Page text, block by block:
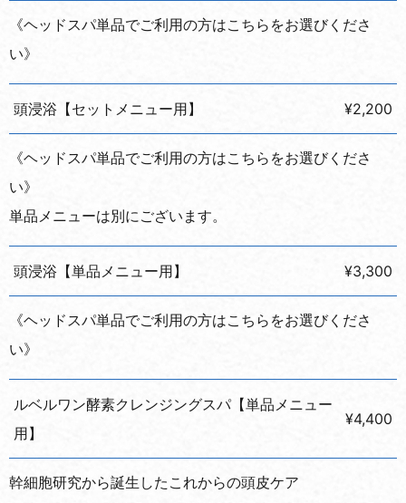
《ヘッドスパ単品でご利用の方はこちらをお選びくださ
い》
頭浸浴【セットメニュー用】 ¥2,200
《ヘッドスパ単品でご利用の方はこちらをお選びくださ
い》
単品メニューは別にございます。
頭浸浴【単品メニュー用】 ¥3,300
《ヘッドスパ単品でご利用の方はこちらをお選びくださ
い》
ルベルワン酵素クレンジングスパ【単品メニュー
用】
¥4,400
幹細胞研究から誕生したこれからの頭皮ケア